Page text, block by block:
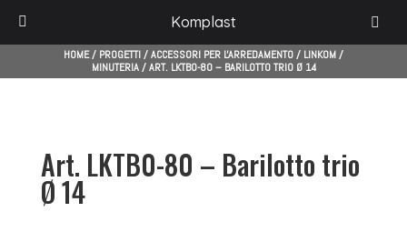
HOME/ PROGETTI/ACCESSORI PER L'ARREDAMENTO/ LINKOM/
MINUTERIA/ART. LKTB0-80 – BARILOTTO TRIO Ø 14
Art. LKTB0-80 – Barilotto trio
Ø 14
Komplast